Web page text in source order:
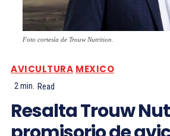
Foto cortesía de Trouw Nutrition.
AVICULTURA MEXICO
2min. Read
Resalta Trouw